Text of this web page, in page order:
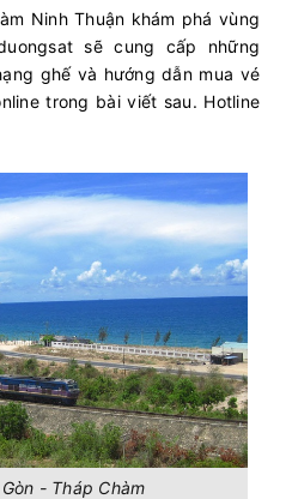
Ninh Thuận khám phá vùng
sẽ cung cấp những
ghế và hướng dẫn mua vé
trong bài viết sau. Hotline
- Tháp Chàm